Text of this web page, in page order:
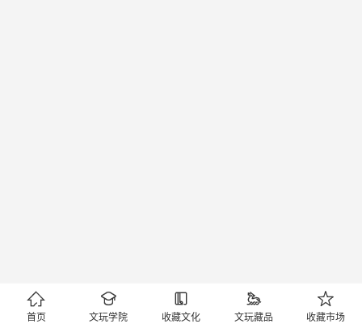

首页

文玩学院

收藏文化

文玩藏品

收藏市场